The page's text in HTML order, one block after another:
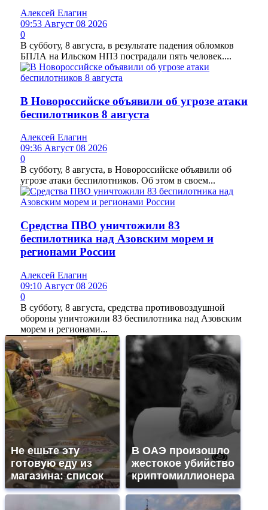
Алексей Елагин
09:53 Август 08 2026
0
В субботу, 8 августа, в результате падения обломков
БПЛА на Ильском НПЗ пострадали пять человек....
В Новороссийске объявили об угрозе атаки
беспилотников 8 августа
Алексей Елагин
09:36 Август 08 2026
0
В субботу, 8 августа, в Новороссийске объявили об
угрозе атаки беспилотников. Об этом в своем...
Средства ПВО уничтожили 83
беспилотника над Азовским морем и
регионами России
Алексей Елагин
09:10 Август 08 2026
0
В субботу, 8 августа, средства противовоздушной
обороны уничтожили 83 беспилотника над Азовским
морем и регионами...
Не ешьте эту
готовую еду из
магазина: список
В ОАЭ произошло
жестокое убийство
криптомиллионера